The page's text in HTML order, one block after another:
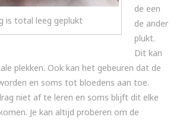
is total leeg geplukt
de een
de ander
plukt.
Dit kan
plekken. Ook kan het gebeuren dat de
en soms tot bloedens aan toe.
niet af te leren en soms blijft dit elke
Je kan altijd proberen om de